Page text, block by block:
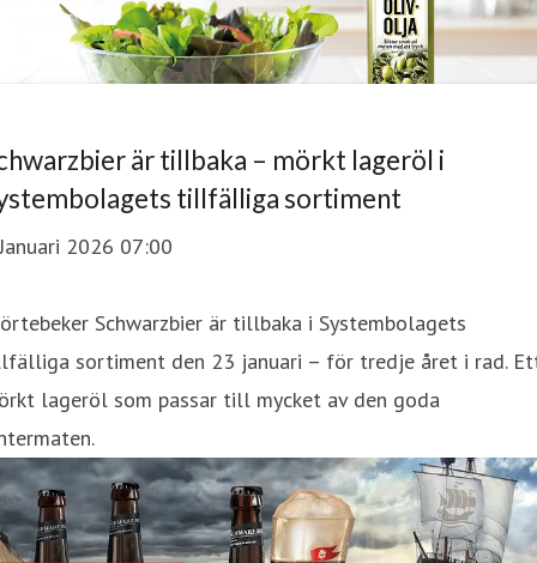
är tillbaka – mörkt lageröl i
tillfälliga sortiment
2026 07:00
Schwarzbier är tillbaka i Systembolagets
sortiment den 23 januari – för tredje året i rad.
lageröl som passar till mycket av den goda